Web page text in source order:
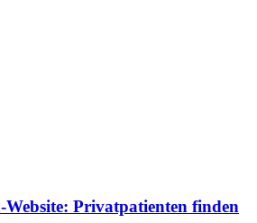
Website: Privatpatienten finden